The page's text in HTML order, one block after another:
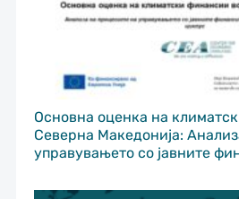
Основна оценка на
Северна Македонија:
управувањето со јавните